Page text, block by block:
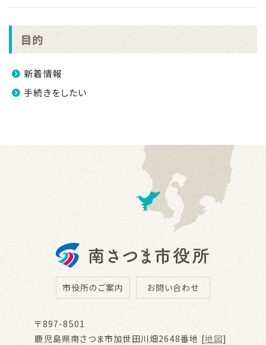
目的
新着情報
手続きをしたい
市役所のご案内 お問い合わせ
〒897-8501
鹿児島県南さつま市加世田川畑2648番地 [地図]